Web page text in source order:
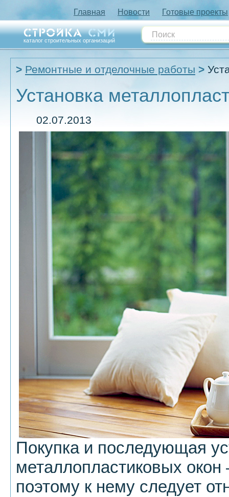
Главная Новости Готовые проекты
каталог строительных организаций
Ремонтные и отделочные работы
Установка
02.07.2013
Покупка и последующая
металлопластиковых
поэтому к нему следует